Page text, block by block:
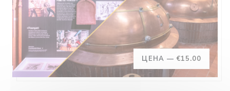
ЦЕНА — €15.00